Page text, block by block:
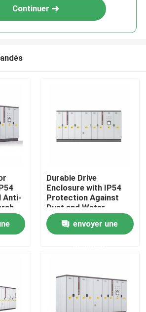
Continuer
Anti-
Durable Drive
Enclosure with IP54
Protection Against
Dust and Water
Ingress for Reliability
envoyer une